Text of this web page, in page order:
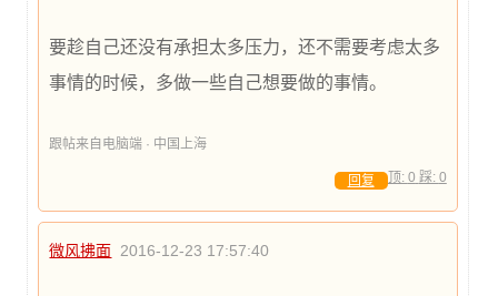
要趁自己还没有承担太多压力，还不需要考虑太多
事情的时候，多做一些自己想要做的事情。
跟帖来自电脑端 · 中国上海
顶: 0 踩: 0
回复
微风拂面 2016-12-23 17:57:40